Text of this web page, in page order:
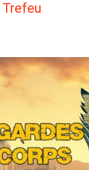
Trefeu